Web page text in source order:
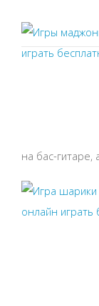
на бас-гитаре,